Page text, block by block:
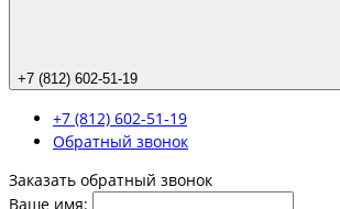
+7 (812) 602-51-19
+7 (812) 602-51-19
Обратный звонок
Заказать обратный звонок
Ваше имя: